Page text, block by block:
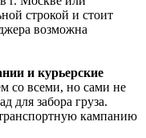
строкой и стоит
возможна
и курьерские
со всеми, но сами не
для забора груза.
кампанию